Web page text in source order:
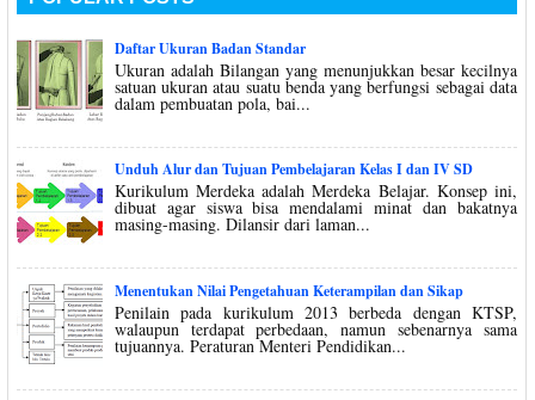
Daftar Ukuran Badan Standar
Ukuran adalah Bilangan yang menunjukkan besar kecilnya
satuan ukuran atau suatu benda yang berfungsi sebagai data
dalam pembuatan pola, bai...
Unduh Alur dan Tujuan Pembelajaran Kelas I dan IV SD
Kurikulum Merdeka adalah Merdeka Belajar. Konsep ini,
dibuat agar siswa bisa mendalami minat dan bakatnya
masing-masing. Dilansir dari laman...
Menentukan Nilai Pengetahuan Keterampilan dan Sikap
Penilain pada kurikulum 2013 berbeda dengan KTSP,
walaupun terdapat perbedaan, namun sebenarnya sama
tujuannya. Peraturan Menteri Pendidikan...